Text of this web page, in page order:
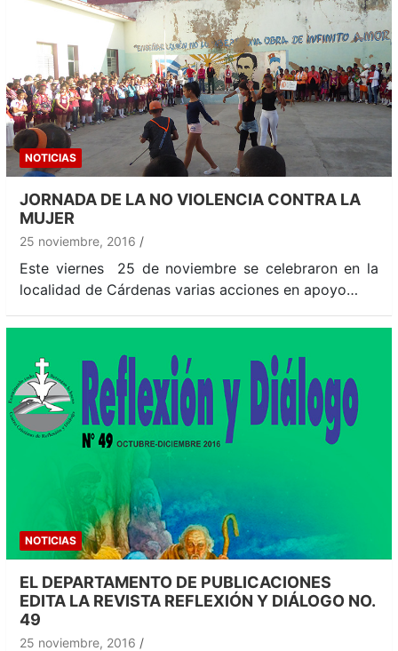
NOTICIAS
JORNADA DE LA NO VIOLENCIA CONTRA LA
MUJER
25 noviembre, 2016
Este viernes 25 de noviembre se celebraron en la
localidad de Cárdenas varias acciones en apoyo…
NOTICIAS
EL DEPARTAMENTO DE PUBLICACIONES
EDITA LA REVISTA REFLEXIÓN Y DIÁLOGO NO.
49
25 noviembre, 2016